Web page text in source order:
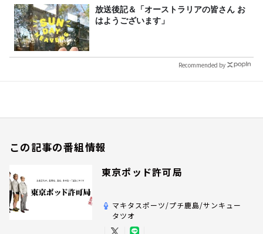
放送後記＆「オーストラリアの皆さん お
はようございます」
Recommended by
この記事の番組情報
東京ポッド許可局
マキタスポーツ/プチ鹿島/サンキュー
タツオ